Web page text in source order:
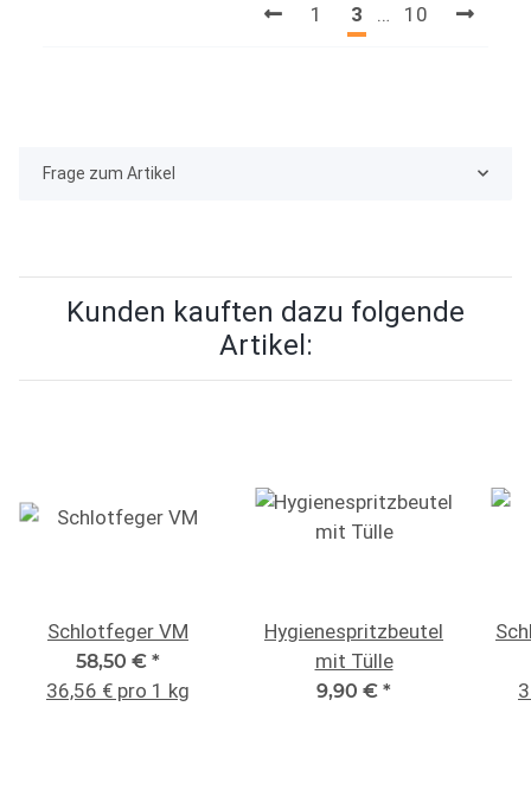
1
3 … 10
Frage zum Artikel
Kunden kauften dazu folgende
Artikel:
Schlotfeger VM
58,50 € *
36,56 € pro 1 kg
Hygienespritzbeutel
mit Tülle
9,90 € *